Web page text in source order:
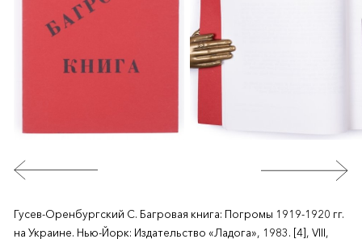
Гусев-Оренбургский С. Багровая книга: Погромы 1919-1920 гг.
на Украине. Нью-Йорк: Издательство «Ладога», 1983. [4], VIII,